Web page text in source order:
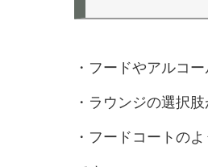
・フードやアルコ
・ラウンジの選択
・フードコートの